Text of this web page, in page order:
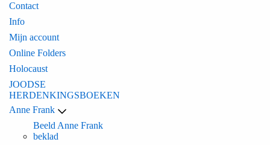
Contact
Info
Mijn account
Online Folders
Holocaust
JOODSE
HERDENKINGSBOEKEN
Anne Frank
Beeld Anne Frank
beklad